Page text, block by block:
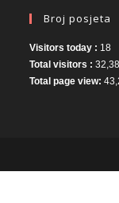
Broj posjeta
Visitors today : 18
Total visitors :
Total page view: